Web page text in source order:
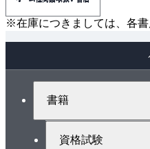
※在庫につきましては、各書
書籍
資格試験